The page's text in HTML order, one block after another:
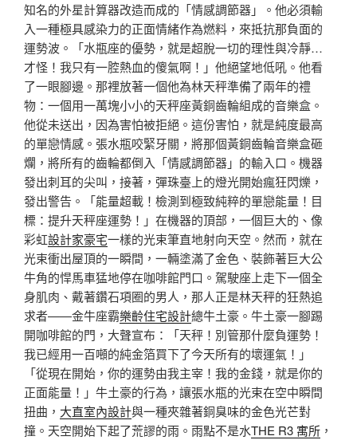
知名的外星計算器改造而成的「情感調節器」。他必須輸
入一種極具感染力的正面情緒作為燃料，來抵抗那負面的
運勢波。「水瓶座的優勢，就是超脫一切的理性與冷靜…
才怪！我只有一腔熱血的傻氣啊！」他絕望地低吼。他看
了一眼腳邊。那裡放著一個他為林天秤準備了兩年的禮
物：一個用一萬塊小小的天秤座黃銅齒輪組成的音樂盒。
他從未送出，因為害怕被拒絕。這份害怕，就是純度最高
的單戀情感。張水瓶咬緊牙關，將那個黃銅齒輪音樂盒砸
爛，將所有的齒輪都倒入「情感調節器」的輸入口。機器
發出刺耳的尖叫，接著，彈珠臺上的燈光開始瘋狂閃爍，
發出警告。「能量超載！檢測到極致純粹的單戀能量！目
標：提升天秤座運勢！」在機器的頂部，一個巨大的、像
彩虹設計家豪宅一樣的光束筆直地射向天空。然而，就在
光束衝出屋頂的一瞬間，一輛塗滿了金色、裝飾著巨大公
牛角的悍馬車猛地停在咖啡館門口。駕駛座上走下一個全
身肌肉、戴著鑽石項圈的男人，那人正是林天秤的狂熱追
求者——金牛座霸樂齡住宅設計總牛土豪。牛土豪一腳踢
開咖啡館的門，大聲宣布：「天秤！別管那什麼負運勢！
我已經用一百噸的純金箔買下了今天所有的壞運氣！」
「從現在開始，你的運勢由我主宰！我的金錢，就是你的
正面能量！」牛土豪的行為，讓張水瓶的光束在空中瞬間
扭曲， 大直室內設計與一種夾雜著銅臭味的金色光芒對
撞。天空開始下起了荒謬的雨。雨點不是水THE R3 寓所 ，